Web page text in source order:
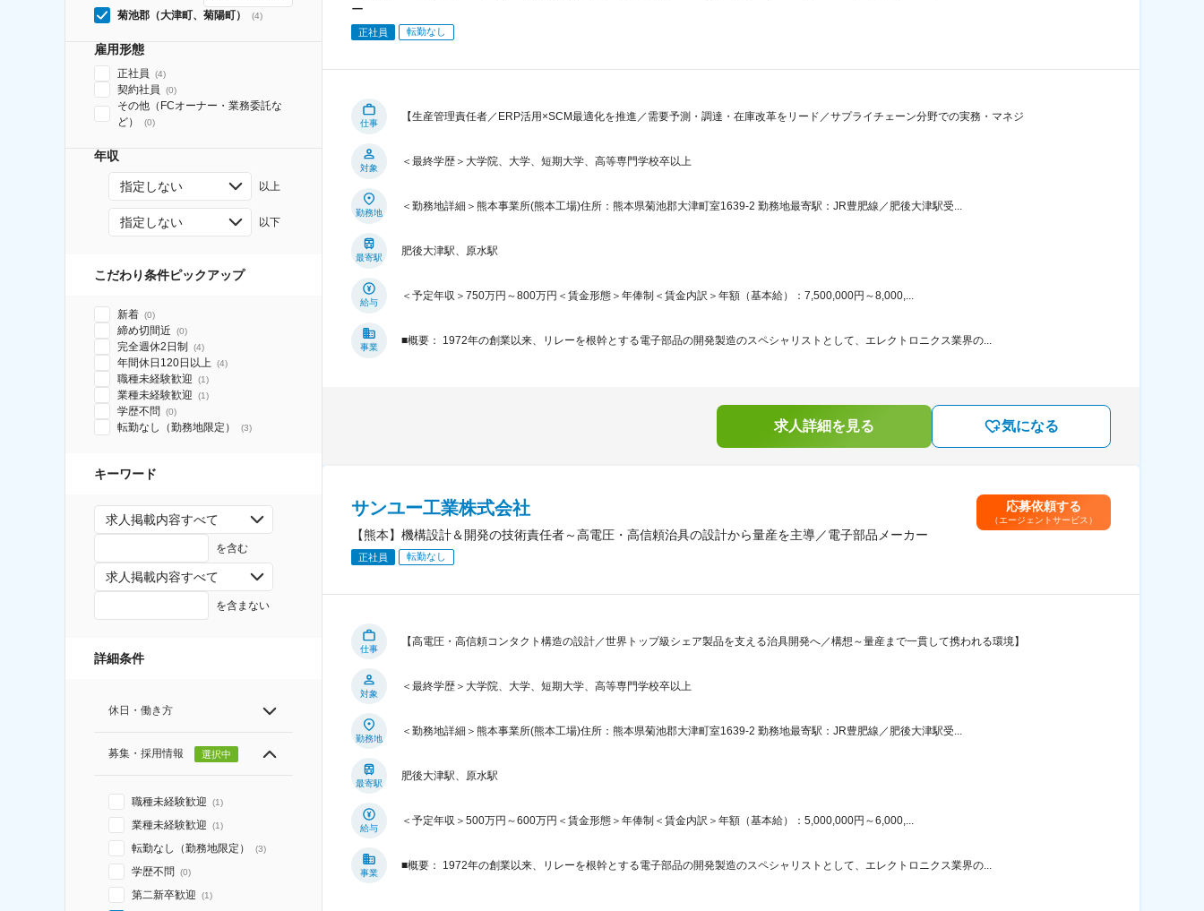
菊池郡（大津町、菊陽町）
(4)
雇用形態
正社員 (4)
契約社員 (0)
その他（FCオーナー・業務委託な
ど）
(0)
年収
指定しない 以上
指定しない 以下
こだわり条件ピックアップ
新着 (0)
締め切間近 (0)
完全週休2日制 (4)
年間休日120日以上 (4)
職種未経験歓迎 (1)
業種未経験歓迎 (1)
学歴不問 (0)
転勤なし（勤務地限定） (3)
キーワード
求人掲載内容すべて
を含む
求人掲載内容すべて
を含まない
詳細条件
休日・働き方
募集・採用情報 選択中
職種未経験歓迎 (1)
業種未経験歓迎 (1)
転勤なし（勤務地限定） (3)
学歴不問 (0)
第二新卒歓迎 (1)
ー
正社員 転勤なし
仕事
【生産管理責任者／ERP活用×SCM最適化を推進／需要予測・調達・在庫改革をリード／サプライチェーン分野での実務・マネジ
対象
＜最終学歴＞大学院、大学、短期大学、高等専門学校卒以上
勤務地
＜勤務地詳細＞熊本事業所(熊本工場)住所：熊本県菊池郡大津町室1639-2 勤務地最寄駅：JR豊肥線／肥後大津駅受...
最寄駅
肥後大津駅、原水駅
給与
＜予定年収＞750万円～800万円＜賃金形態＞年俸制＜賃金内訳＞年額（基本給）：7,500,000円～8,000,...
事業
■概要： 1972年の創業以来、リレーを根幹とする電子部品の開発製造のスペシャリストとして、エレクトロニクス業界の...
求人詳細を見る 気になる
サンユー工業株式会社
【熊本】機構設計＆開発の技術責任者～高電圧・高信頼治具の設計から量産を主導／電子部品メーカー
正社員 転勤なし
応募依頼する
（エージェントサービス）
仕事
【高電圧・高信頼コンタクト構造の設計／世界トップ級シェア製品を支える治具開発へ／構想～量産まで一貫して携われる環境】
対象
＜最終学歴＞大学院、大学、短期大学、高等専門学校卒以上
勤務地
＜勤務地詳細＞熊本事業所(熊本工場)住所：熊本県菊池郡大津町室1639-2 勤務地最寄駅：JR豊肥線／肥後大津駅受...
最寄駅
肥後大津駅、原水駅
給与
＜予定年収＞500万円～600万円＜賃金形態＞年俸制＜賃金内訳＞年額（基本給）：5,000,000円～6,000,...
事業
■概要： 1972年の創業以来、リレーを根幹とする電子部品の開発製造のスペシャリストとして、エレクトロニクス業界の...